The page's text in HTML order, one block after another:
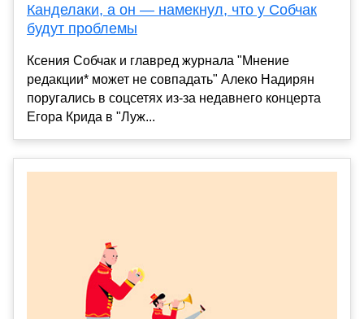
Канделаки, а он — намекнул, что у Собчак
будут проблемы
Ксения Собчак и главред журнала "Мнение
редакции* может не совпадать" Алеко Надирян
поругались в соцсетях из-за недавнего концерта
Егора Крида в "Луж...